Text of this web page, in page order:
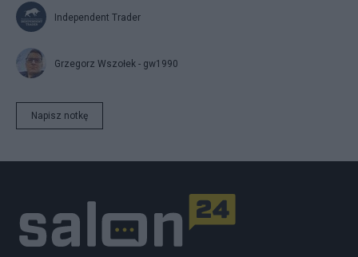
Independent Trader
Grzegorz Wszołek - gw1990
Napisz notkę